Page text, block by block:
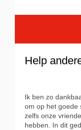
Help
Ik ben zo
om op het goede
zelfs onze
hebben. In dit